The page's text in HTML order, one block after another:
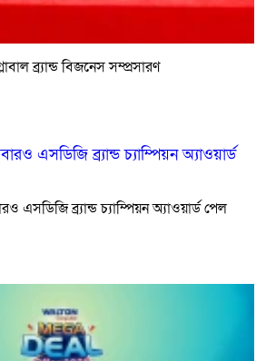
ব্র্যান্ড বিজনেস সম্প্রসারণ
এসডিজি ব্র্যান্ড চ্যাম্পিয়ন অ্যাওয়ার্ড পেল